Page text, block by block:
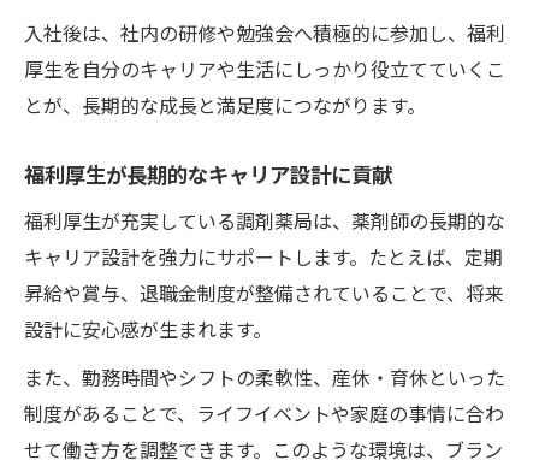
入社後は、社内の研修や勉強会へ積極的に参加し、福利
厚生を自分のキャリアや生活にしっかり役立てていくこ
とが、長期的な成長と満足度につながります。
福利厚生が長期的なキャリア設計に貢献
福利厚生が充実している調剤薬局は、薬剤師の長期的な
キャリア設計を強力にサポートします。たとえば、定期
昇給や賞与、退職金制度が整備されていることで、将来
設計に安心感が生まれます。
また、勤務時間やシフトの柔軟性、産休・育休といった
制度があることで、ライフイベントや家庭の事情に合わ
せて働き方を調整できます。このような環境は、ブラン